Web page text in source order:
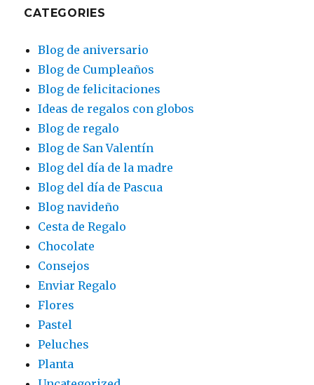
CATEGORIES
Blog de aniversario
Blog de Cumpleaños
Blog de felicitaciones
Ideas de regalos con globos
Blog de regalo
Blog de San Valentín
Blog del día de la madre
Blog del día de Pascua
Blog navideño
Cesta de Regalo
Chocolate
Consejos
Enviar Regalo
Flores
Pastel
Peluches
Planta